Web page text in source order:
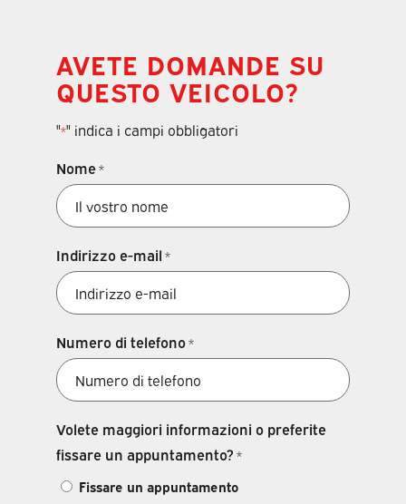
AVETE DOMANDE SU
QUESTO VEICOLO?
"*" indica i campi obbligatori
Nome*
Indirizzo e-mail *
Numero di telefono*
Volete maggiori informazioni o preferite
fissare un appuntamento? *
Fissare un appuntamento